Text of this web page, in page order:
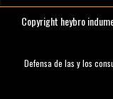
Copyright heybro
Defensa de las y los